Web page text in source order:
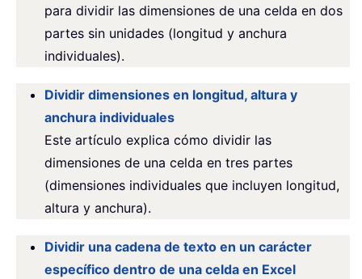
para dividir las dimensiones de una celda en dos
partes sin unidades (longitud y anchura
individuales).
Dividir dimensiones en longitud, altura y
anchura individuales
Este artículo explica cómo dividir las
dimensiones de una celda en tres partes
(dimensiones individuales que incluyen longitud,
altura y anchura).
Dividir una cadena de texto en un carácter
específico dentro de una celda en Excel